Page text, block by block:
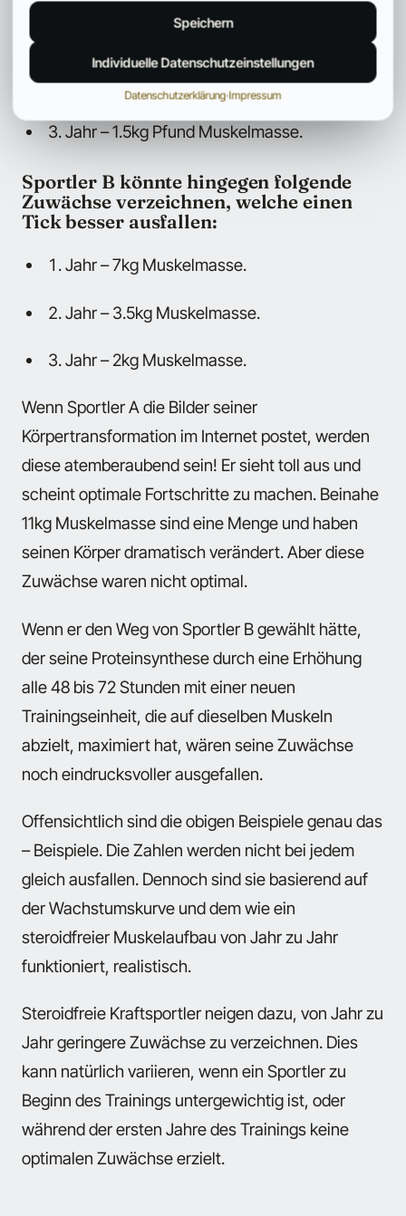
Jahr – 6kg Muskelmasse.
Jahr – 3kg Muskelmasse.
Jahr – 1.5kg Pfund Muskelmasse.
Sportler B könnte hingegen folgende
Zuwächse verzeichnen, welche einen
Tick besser ausfallen:
Jahr – 7kg Muskelmasse.
Jahr – 3.5kg Muskelmasse.
Jahr – 2kg Muskelmasse.
Wenn Sportler A die Bilder seiner
Körpertransformation im Internet postet, werden
diese atemberaubend sein! Er sieht toll aus und
scheint optimale Fortschritte zu machen. Beinahe
11kg Muskelmasse sind eine Menge und haben
seinen Körper dramatisch verändert. Aber diese
Zuwächse waren nicht optimal.
Wenn er den Weg von Sportler B gewählt hätte,
der seine Proteinsynthese durch eine Erhöhung
alle 48 bis 72 Stunden mit einer neuen
Trainingseinheit, die auf dieselben Muskeln
abzielt, maximiert hat, wären seine Zuwächse
noch eindrucksvoller ausgefallen.
Offensichtlich sind die obigen Beispiele genau das
– Beispiele. Die Zahlen werden nicht bei jedem
gleich ausfallen. Dennoch sind sie basierend auf
der Wachstumskurve und dem wie ein
steroidfreier Muskelaufbau von Jahr zu Jahr
funktioniert, realistisch.
Steroidfreie Kraftsportler neigen dazu, von Jahr zu
Jahr geringere Zuwächse zu verzeichnen. Dies
kann natürlich variieren, wenn ein Sportler zu
Beginn des Trainings untergewichtig ist, oder
während der ersten Jahre des Trainings keine
optimalen Zuwächse erzielt.
Speichern
Individuelle Datenschutzeinstellungen
Datenschutzerklärung·Impressum